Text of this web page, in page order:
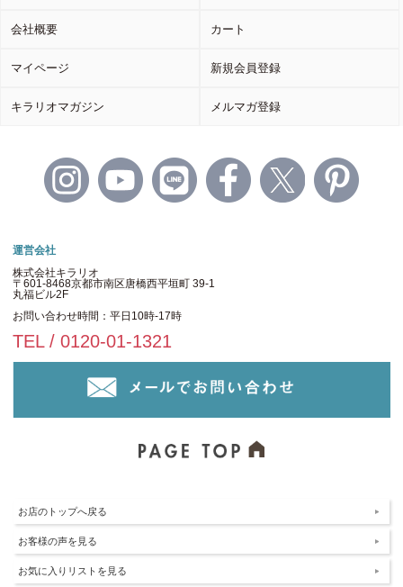
会社概要 カート
マイページ 新規会員登録
キラリオマガジン メルマガ登録
運営会社
株式会社キラリオ
〒601-8468京都市南区唐橋西平垣町 39-1
丸福ビル2F
お問い合わせ時間：平日10時-17時
TEL / 0120-01-1321
お店のトップへ戻る
お客様の声を見る
お気に入りリストを見る